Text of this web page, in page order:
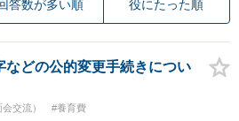
答数が多い順 役にたった順
などの公的変更手続きについ
交流）
#養育費